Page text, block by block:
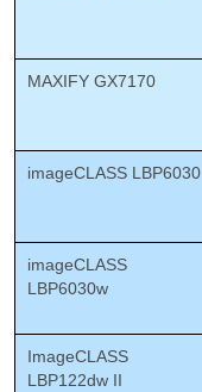
MAXIFY GX7170
imageCLASS LBP6030
imageCLASS
LBP6030w
ImageCLASS
LBP122dw II